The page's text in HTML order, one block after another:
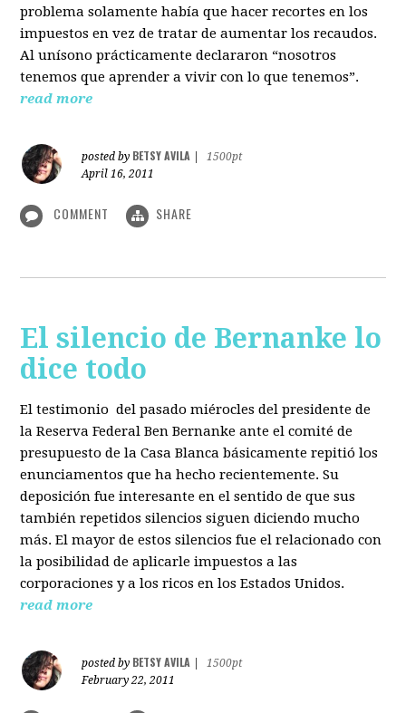
problema solamente había que hacer recortes en los
impuestos en vez de tratar de aumentar los recaudos.
Al unísono prácticamente declararon “nosotros
tenemos que aprender a vivir con lo que tenemos”.
read more
posted by BETSY AVILA
1500pt
April 16, 2011
COMMENT SHARE
El silencio de Bernanke lo
dice todo
El testimonio del pasado miérocles del presidente de
la Reserva Federal Ben Bernanke ante el comité de
presupuesto de la Casa Blanca básicamente repitió los
enunciamentos que ha hecho recientemente. Su
deposición fue interesante en el sentido de que sus
también repetidos silencios siguen diciendo mucho
más. El mayor de estos silencios fue el relacionado con
la posibilidad de aplicarle impuestos a las
corporaciones y a los ricos en los Estados Unidos.
read more
posted by BETSY AVILA
1500pt
February 22, 2011